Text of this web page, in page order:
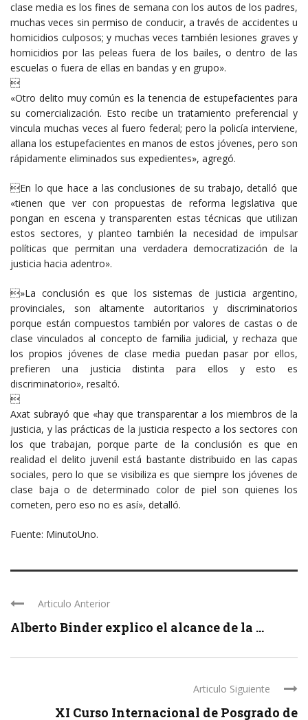
clase media es los fines de semana con los autos de los padres,
muchas veces sin permiso de conducir, a través de accidentes u
homicidios culposos; y muchas veces también lesiones graves y
homicidios por las peleas fuera de los bailes, o dentro de las
escuelas o fuera de ellas en bandas y en grupo».

«Otro delito muy común es la tenencia de estupefacientes para
su comercialización. Esto recibe un tratamiento preferencial y
vincula muchas veces al fuero federal; pero la policía interviene,
allana los estupefacientes en manos de estos jóvenes, pero son
rápidamente eliminados sus expedientes», agregó.
En lo que hace a las conclusiones de su trabajo, detalló que
«tienen que ver con propuestas de reforma legislativa que
pongan en escena y transparenten estas técnicas que utilizan
estos sectores, y planteo también la necesidad de impulsar
políticas que permitan una verdadera democratización de la
justicia hacia adentro».
»La conclusión es que los sistemas de justicia argentino,
provinciales, son altamente autoritarios y discriminatorios
porque están compuestos también por valores de castas o de
clase vinculados al concepto de familia judicial, y rechaza que
los propios jóvenes de clase media puedan pasar por ellos,
prefieren una justicia distinta para ellos y esto es
discriminatorio», resaltó.

Axat subrayó que «hay que transparentar a los miembros de la
justicia, y las prácticas de la justicia respecto a los sectores con
los que trabajan, porque parte de la conclusión es que en
realidad el delito juvenil está bastante distribuido en las capas
sociales, pero lo que se visibiliza es que siempre los jóvenes de
clase baja o de determinado color de piel son quienes los
cometen, pero eso no es así», detalló.
Fuente: MinutoUno.
Articulo Anterior
Alberto Binder explico el alcance de la ...
Articulo Siguiente
XI Curso Internacional de Posgrado de